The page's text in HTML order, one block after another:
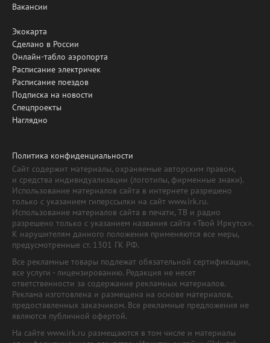
Вакансии
Экокарта
Сделано в России
Онлайн-табло аэропорта
Расписание электричек
Расписание поездов
Подписка на новости
Спецпроекты
Наглядно
Политика конфиденциальности
Сайт содержит материалы, охраняемые авторским правом,
и средства индивидуализации (логотипы, фирменные знаки).
Использование материалов сайта в интернете разрешено
только с указанием гиперссылки на сайт www.irk.ru.
Использование материалов сайта в печати, ТВ и радио
разрешено только с указанием названия сайта «Твой Иркутск».
К нарушителям данного положения применяются все меры,
предусмотренные ст. 1301 ГК РФ.
Все рекламные товары подлежат обязательной сертификации,
все услуги - лицензированию. Редакция не несет
ответственности за содержание рекламных материалов.
Реклама изготовлена и размещена на основе материалов,
предоставленных заказчиком. Все рекламные предложения не
являются публичной офертой.
На сайте www.irk.ru размещаются в том числе и материалы